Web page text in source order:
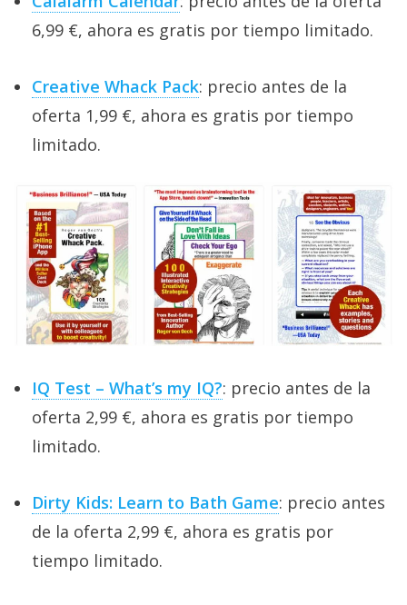
6,99 €, ahora es gratis por tiempo limitado.
Creative Whack Pack: precio antes de la
oferta 1,99 €, ahora es gratis por tiempo
limitado.
IQ Test – What’s my IQ?: precio antes de la
oferta 2,99 €, ahora es gratis por tiempo
limitado.
Dirty Kids: Learn to Bath Game: precio antes
de la oferta 2,99 €, ahora es gratis por
tiempo limitado.